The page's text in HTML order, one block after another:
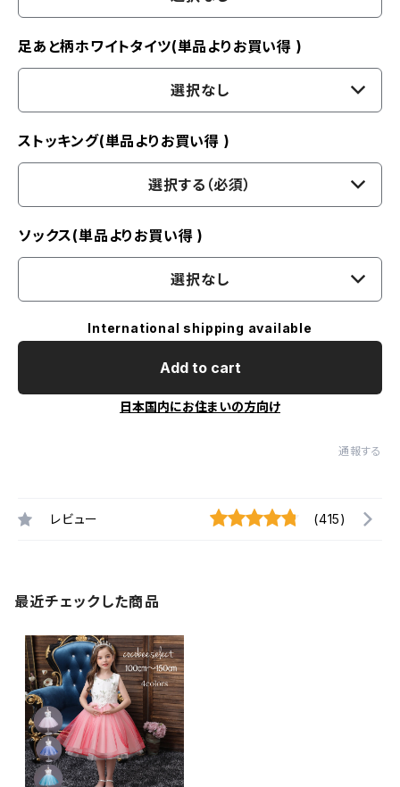
足あと柄ホワイトタイツ(単品よりお買い得 )
選択なし
ストッキング(単品よりお買い得 )
選択する（必須）
ソックス(単品よりお買い得 )
選択なし
International shipping available
Add to cart
日本国内にお住まいの方向け
通報する
レビュー (415)
最近チェックした商品